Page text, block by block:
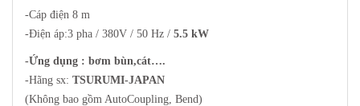
-Cáp điện 8 m
-Điện áp:3 pha / 380V / 50 Hz / 5.5 kW
-Ứng dụng : bơm bùn,cát….
-Hãng sx: TSURUMI-JAPAN
(Không bao gồm AutoCoupling, Bend)